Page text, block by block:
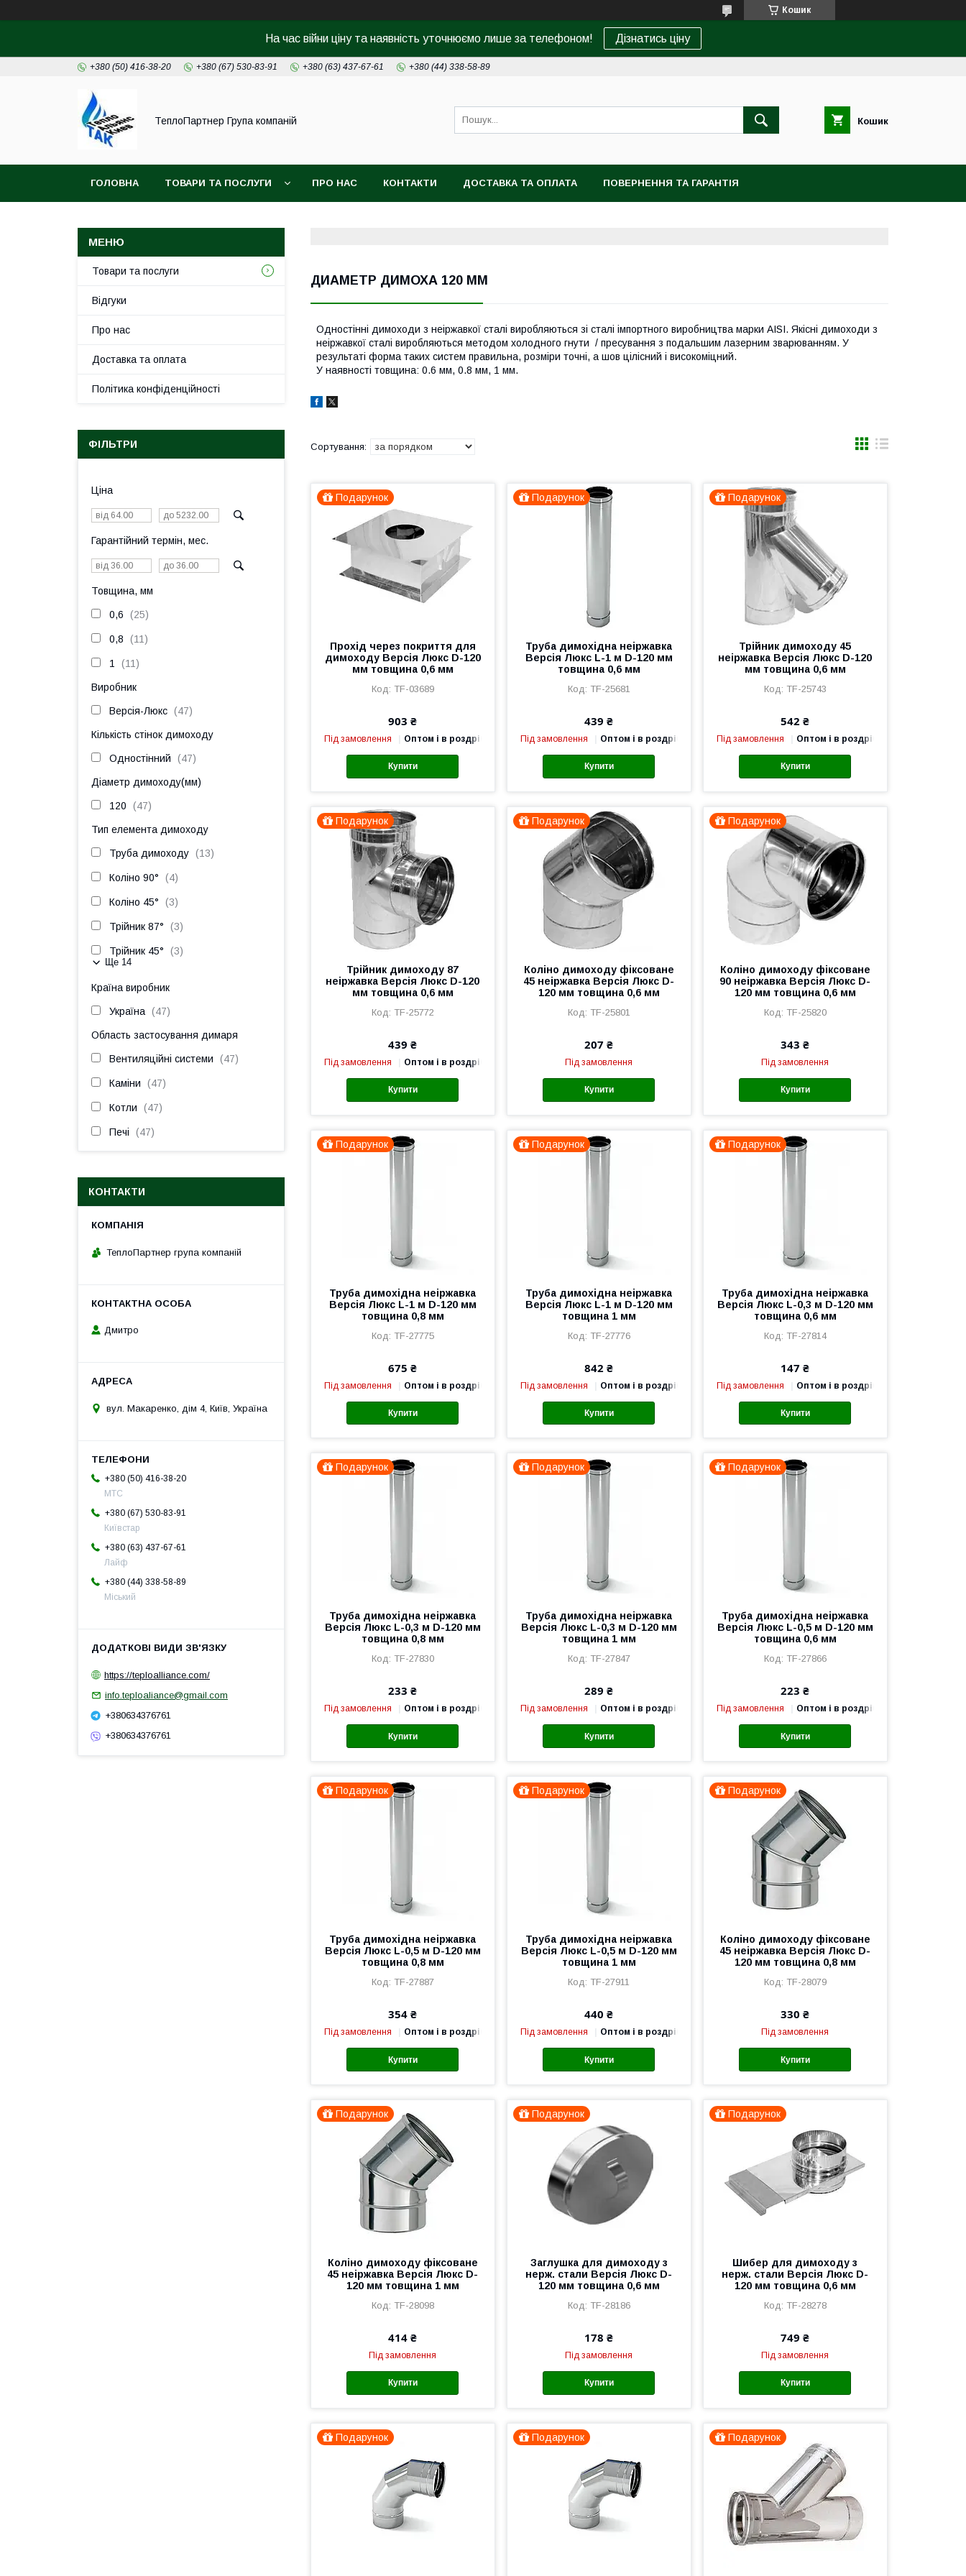
Кошик
На час війни ціну та наявність уточнюємо лише за телефоном! Дізнатись ціну
+380 (50) 416-38-20 +380 (67) 530-83-91 +380 (63) 437-67-61 +380 (44) 338-58-89
ТеплоПартнер Група компаній Кошик
ГОЛОВНА ТОВАРИ ТА ПОСЛУГИ ПРО НАС КОНТАКТИ ДОСТАВКА ТА ОПЛАТА ПОВЕРНЕННЯ ТА ГАРАНТІЯ
ДИАМЕТР ДИМОХА 120 ММ
Одностінні димоходи з неіржавкої сталі виробляються зі сталі імпортного виробництва марки AISI. Якісні димоходи з
неіржавкої сталі виробляються методом холодного гнути / пресування з подальшим лазерним зварюванням. У
результаті форма таких систем правильна, розміри точні, а шов цілісний і високоміцний.
У наявності товщина: 0.6 мм, 0.8 мм, 1 мм.
Подарунок
Прохід через покриття для
димоходу Версія Люкс D-120
мм товщина 0,6 мм
TF-03689
903 ₴
Під замовлення Оптом і в роздріб
Купити
Подарунок
Труба димохідна неіржавка
Версія Люкс L-1 м D-120 мм
товщина 0,6 мм
TF-25681
439 ₴
Під замовлення Оптом і в роздріб
Купити
Подарунок
Трійник димоходу 45
неіржавка Версія Люкс D-120
мм товщина 0,6 мм
TF-25743
542 ₴
Під замовлення Оптом і в роздріб
Купити
Подарунок
Трійник димоходу 87
неіржавка Версія Люкс D-120
мм товщина 0,6 мм
TF-25772
439 ₴
Під замовлення Оптом і в роздріб
Купити
Подарунок
Коліно димоходу фіксоване
45 неіржавка Версія Люкс D-
120 мм товщина 0,6 мм
TF-25801
207 ₴
Під замовлення
Купити
Подарунок
Коліно димоходу фіксоване
90 неіржавка Версія Люкс D-
120 мм товщина 0,6 мм
TF-25820
343 ₴
Під замовлення
Купити
Подарунок
Труба димохідна неіржавка
Версія Люкс L-1 м D-120 мм
товщина 0,8 мм
TF-27775
675 ₴
Під замовлення Оптом і в роздріб
Купити
Подарунок
Труба димохідна неіржавка
Версія Люкс L-1 м D-120 мм
товщина 1 мм
TF-27776
842 ₴
Під замовлення Оптом і в роздріб
Купити
Подарунок
Труба димохідна неіржавка
Версія Люкс L-0,3 м D-120 мм
товщина 0,6 мм
TF-27814
147 ₴
Під замовлення Оптом і в роздріб
Купити
Подарунок
Труба димохідна неіржавка
Версія Люкс L-0,3 м D-120 мм
товщина 0,8 мм
TF-27830
233 ₴
Під замовлення Оптом і в роздріб
Купити
Подарунок
Труба димохідна неіржавка
Версія Люкс L-0,3 м D-120 мм
товщина 1 мм
TF-27847
289 ₴
Під замовлення Оптом і в роздріб
Купити
Подарунок
Труба димохідна неіржавка
Версія Люкс L-0,5 м D-120 мм
товщина 0,6 мм
TF-27866
223 ₴
Під замовлення Оптом і в роздріб
Купити
Подарунок
Труба димохідна неіржавка
Версія Люкс L-0,5 м D-120 мм
товщина 0,8 мм
TF-27887
354 ₴
Під замовлення Оптом і в роздріб
Купити
Подарунок
Труба димохідна неіржавка
Версія Люкс L-0,5 м D-120 мм
товщина 1 мм
TF-27911
440 ₴
Під замовлення Оптом і в роздріб
Купити
Подарунок
Коліно димоходу фіксоване
45 неіржавка Версія Люкс D-
120 мм товщина 0,8 мм
TF-28079
330 ₴
Під замовлення
Купити
Подарунок
Коліно димоходу фіксоване
45 неіржавка Версія Люкс D-
120 мм товщина 1 мм
TF-28098
414 ₴
Під замовлення
Купити
Подарунок
Заглушка для димоходу з
нерж. стали Версія Люкс D-
120 мм товщина 0,6 мм
TF-28186
178 ₴
Під замовлення
Купити
Подарунок
Шибер для димоходу з
нерж. стали Версія Люкс D-
120 мм товщина 0,6 мм
TF-28278
749 ₴
Під замовлення
Купити
Подарунок Подарунок Подарунок
Товари та послуги
Відгуки
Про нас
Доставка та оплата
Політика конфіденційності
ФІЛЬТРИ
Ціна
Гарантійний термін, мес.
Товщина, мм
0,6 25
0,8 11
1 11
Виробник
Версія-Люкс 47
Кількість стінок димоходу
Одностінний 47
Діаметр димоходу(мм)
120 47
Тип елемента димоходу
Труба димоходу 13
Коліно 90° 4
Коліно 45° 3
Трійник 87° 3
Трійник 45° 3
Ще 14
Країна виробник
Україна 47
Область застосування димаря
Вентиляційні системи 47
Каміни 47
Котли 47
Печі 47
КОНТАКТИ
ТеплоПартнер група компаній
Дмитро
вул. Макаренко, дім 4, Київ, Україна
+380 (50) 416-38-20
МТС
+380 (67) 530-83-91
Київстар
+380 (63) 437-67-61
Лайф
+380 (44) 338-58-89
Міський
https://teploalliance.com/
info.teploaliance@gmail.com
+380634376761
+380634376761